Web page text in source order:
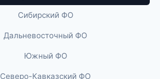
Сибирский ФО
Дальневосточный ФО
Южный ФО
Северо-Кавказский ФО